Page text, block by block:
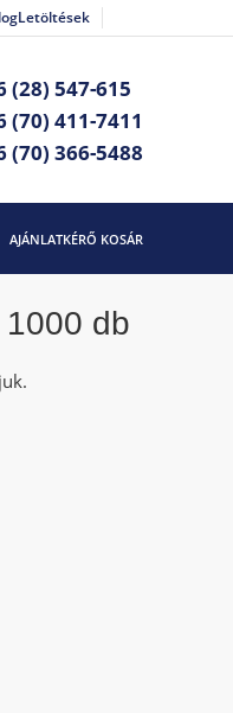
Letöltések
(28) 547-615
(70) 411-7411
(70) 366-5488
db